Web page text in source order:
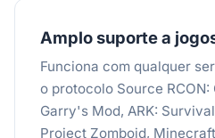
Amplo suporte a
Funciona com qualquer
o protocolo Source
Garry's Mod, ARK:
Project Zomboid,